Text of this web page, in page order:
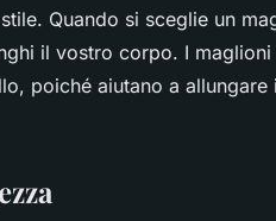
Quando si sceglie un
il vostro corpo. I
poiché aiutano a allungare